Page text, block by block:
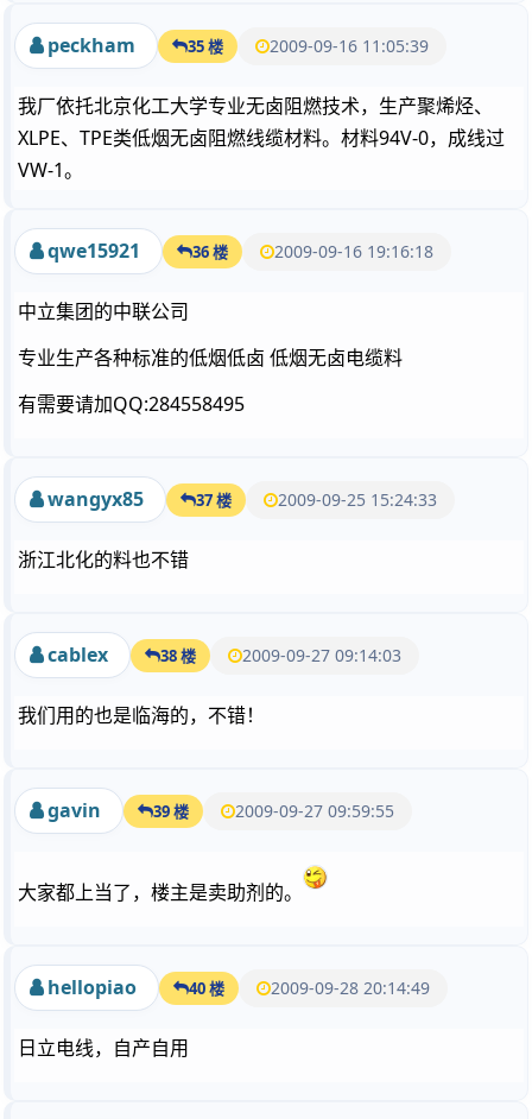
peckham 35 楼 2009-09-16 11:05:39
我厂依托北京化工大学专业无卤阻燃技术，生产聚烯烃、
XLPE、TPE类低烟无卤阻燃线缆材料。材料94V-0，成线过
VW-1。
qwe15921 36 楼 2009-09-16 19:16:18
中立集团的中联公司
专业生产各种标准的低烟低卤 低烟无卤电缆料
有需要请加QQ:284558495
wangyx85 37 楼 2009-09-25 15:24:33
浙江北化的料也不错
cablex 38 楼 2009-09-27 09:14:03
我们用的也是临海的，不错！
gavin 39 楼 2009-09-27 09:59:55
大家都上当了，楼主是卖助剂的。
hellopiao 40 楼 2009-09-28 20:14:49
日立电线，自产自用